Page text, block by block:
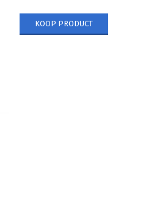
KOOP PRODUCT